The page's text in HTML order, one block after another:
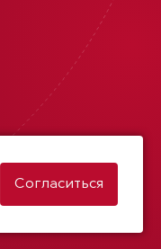
Согласиться